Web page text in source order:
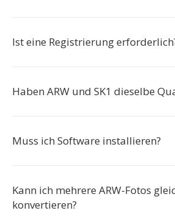
Ist eine Registrierung
Haben ARW und SK1 dieselbe
Muss ich Software installieren?
Kann ich mehrere ARW-Fotos
konvertieren?